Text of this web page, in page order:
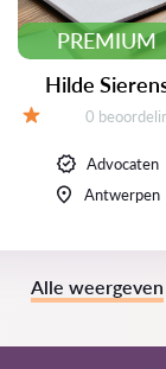
PREMIUM
Hilde
0
Advocaten
Antwerpen
Alle weergeven